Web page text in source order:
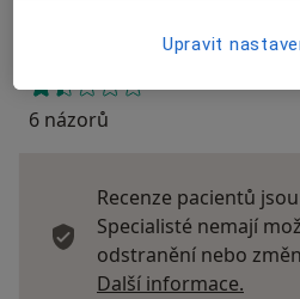
Přidejte
6 názorů
Recenze pacientů
Specialisté nemají
odstranění nebo
Další informace.
Upravit